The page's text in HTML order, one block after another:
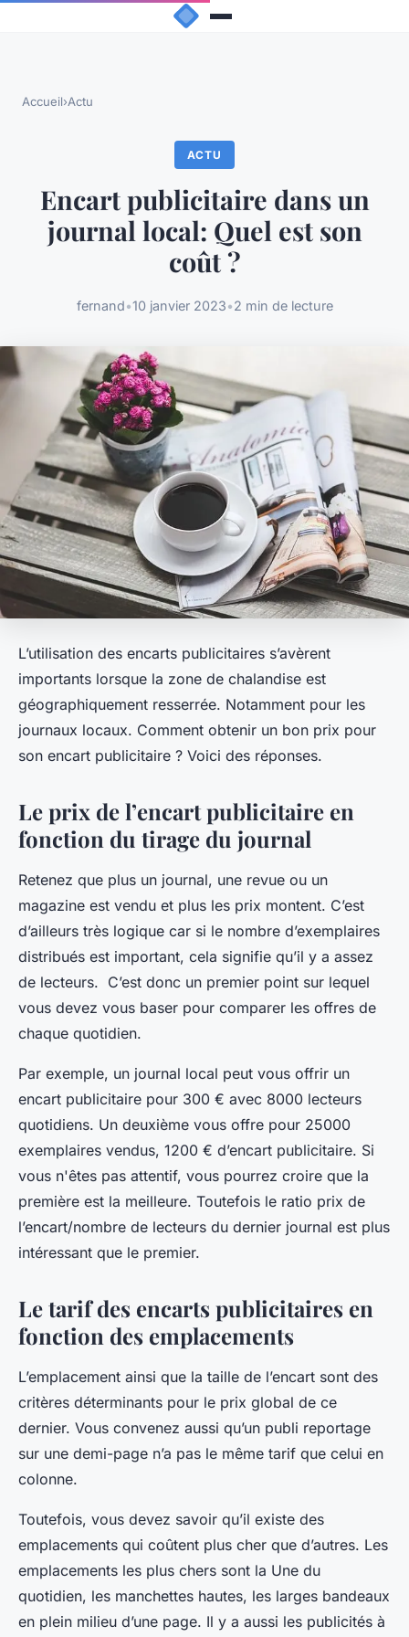
Accueil›Actu
ACTU
Encart publicitaire dans un
journal local: Quel est son
coût ?
fernand•10 janvier 2023•2 min de lecture
L’utilisation des encarts publicitaires s’avèrent
importants lorsque la zone de chalandise est
géographiquement resserrée. Notamment pour les
journaux locaux. Comment obtenir un bon prix pour
son encart publicitaire ? Voici des réponses.
Le prix de l’encart publicitaire en
fonction du tirage du journal
Retenez que plus un journal, une revue ou un
magazine est vendu et plus les prix montent. C’est
d’ailleurs très logique car si le nombre d’exemplaires
distribués est important, cela signifie qu’il y a assez
de lecteurs. C’est donc un premier point sur lequel
vous devez vous baser pour comparer les offres de
chaque quotidien.
Par exemple, un journal local peut vous offrir un
encart publicitaire pour 300 € avec 8000 lecteurs
quotidiens. Un deuxième vous offre pour 25000
exemplaires vendus, 1200 € d’encart publicitaire. Si
vous n'êtes pas attentif, vous pourrez croire que la
première est la meilleure. Toutefois le ratio prix de
l’encart/nombre de lecteurs du dernier journal est plus
intéressant que le premier.
Le tarif des encarts publicitaires en
fonction des emplacements
L’emplacement ainsi que la taille de l’encart sont des
critères déterminants pour le prix global de ce
dernier. Vous convenez aussi qu’un publi reportage
sur une demi-page n’a pas le même tarif que celui en
colonne.
Toutefois, vous devez savoir qu’il existe des
emplacements qui coûtent plus cher que d’autres. Les
emplacements les plus chers sont la Une du
quotidien, les manchettes hautes, les larges bandeaux
en plein milieu d’une page. Il y a aussi les publicités à